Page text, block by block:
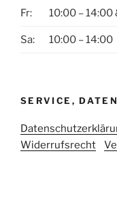
Fr: 10:00 – 14:00
Sa: 10:00 – 14:00
SERVICE,
Widerrufsrecht